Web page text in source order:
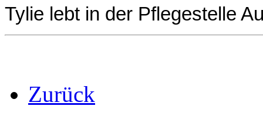
Tylie lebt in der Pflegestelle
Zurück